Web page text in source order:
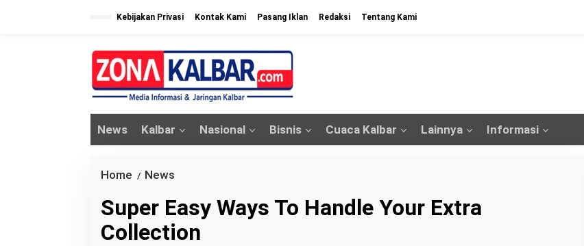
Kebijakan Privasi Kontak Kami Pasang Iklan Redaksi Tentang Kami
News Kalbar Nasional Bisnis Cuaca Kalbar Lainnya Informasi
Home / News
p
e
Super Easy Ways To Handle Your Extra
Collection